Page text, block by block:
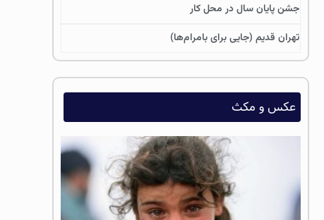
جشن پایان سال در محل کار
تهران قدیم (جایی برای بامرام‌ها)
عکس و مکث